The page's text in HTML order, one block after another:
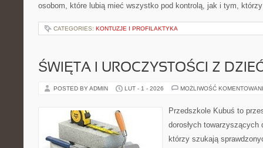
osobom, które lubią mieć wszystko pod kontrolą, jak i tym,
CATEGORIES: KONTUZJE I PROFILAKTYKA
ŚWIĘTA I UROCZYSTOŚCI Z
POSTED BY ADMIN LUT - 1 - 2026 MOŻLIWOŚĆ
Przedszkole Kubuś to
dorosłych
którzy szukają